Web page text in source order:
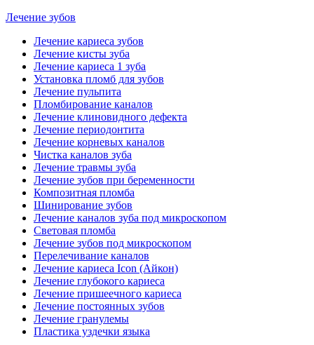
Лечение зубов
Лечение кариеса зубов
Лечение кисты зуба
Лечение кариеса 1 зуба
Установка пломб для зубов
Лечение пульпита
Пломбирование каналов
Лечение клиновидного дефекта
Лечение периодонтита
Лечение корневых каналов
Чистка каналов зуба
Лечение травмы зуба
Лечение зубов при беременности
Композитная пломба
Шинирование зубов
Лечение каналов зуба под микроскопом
Световая пломба
Лечение зубов под микроскопом
Перелечивание каналов
Лечение кариеса Icon (Айкон)
Лечение глубокого кариеса
Лечение пришеечного кариеса
Лечение постоянных зубов
Лечение гранулемы
Пластика уздечки языка